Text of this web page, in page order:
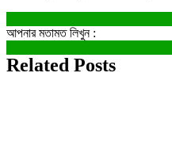
আপনার মতামত লিখুন :
Related Posts